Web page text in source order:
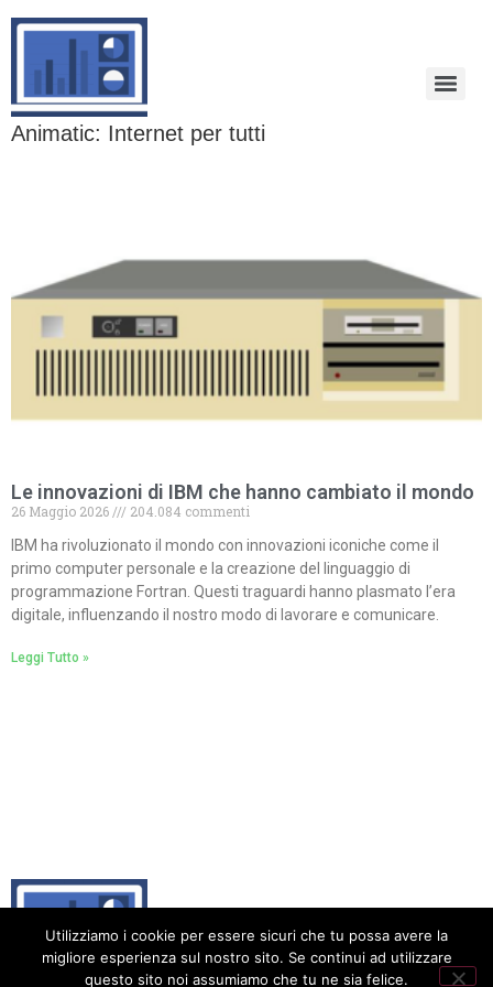
Animatic: Internet per tutti
Le innovazioni di IBM che hanno cambiato il mondo
26 Maggio 2026
204.084 commenti
IBM ha rivoluzionato il mondo con innovazioni iconiche come il
primo computer personale e la creazione del linguaggio di
programmazione Fortran. Questi traguardi hanno plasmato l’era
digitale, influenzando il nostro modo di lavorare e comunicare.
Leggi Tutto »
Utilizziamo i cookie per essere sicuri che tu possa avere la
migliore esperienza sul nostro sito. Se continui ad utilizzare
questo sito noi assumiamo che tu ne sia felice.